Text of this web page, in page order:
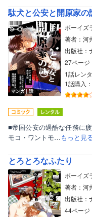
駄犬と公安と開原家の
マンガ｜話
ボーイズ
著者：河
出版社：
27ページ
1話レン
1話購入
■帝国公安の過酷な任務に
モコ・ワントモ…もっと見
とろとろなふたり
ボーイズ
著者：河
出版社：
44ページ